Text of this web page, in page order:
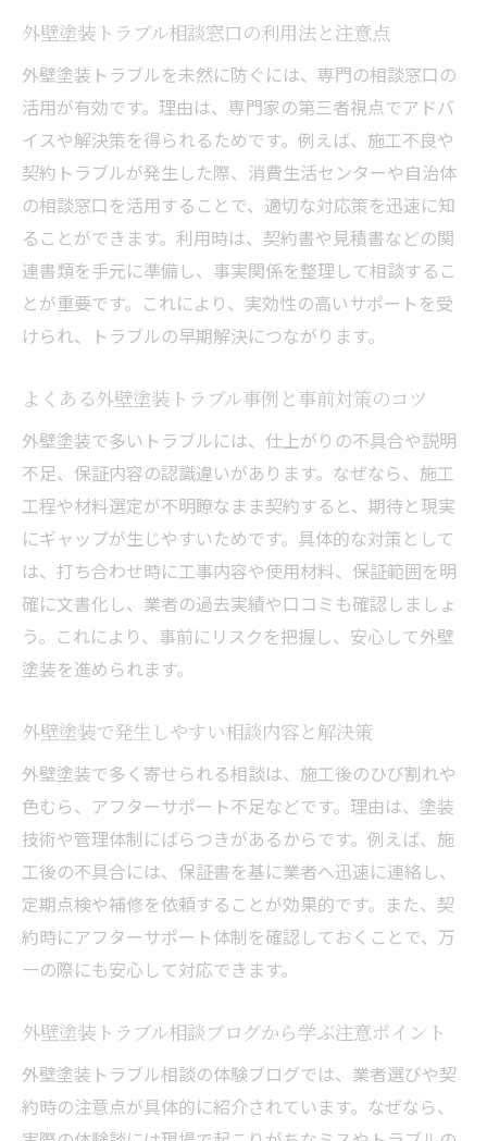
用法
外壁塗装相談窓口加盟店の選定ポイント解
説
専門家による外壁塗装トラブル相談の流れ
と利点
外壁塗装トラブル相談窓口を賢く活用する
方法
ット
外壁塗装消費者センターの相談手順と注意
点
信頼性重視の外壁塗装相談窓口の見極め方
悪質業者を見抜く外壁塗装のポイント解説
外壁塗装悪質業者リストを参考にした業者
選び
外壁塗装トラブル防止のための見積もり比
外壁塗装で注意すべき悪質業者の特徴と見
外壁塗装トラブル相談から学ぶ業者選定の
注意点
外壁塗装で信頼できる業者を見極める実践
知識
外壁塗装相談窓口を活用した業者チェック
方法
外壁塗装トラブル相談窓口で得られる安心
サポート
外壁塗装消費者センターを活用した相談の
外壁塗装トラブル相談窓口の利用法と注意点
外壁塗装トラブルを未然に防ぐには、専門の相談窓口の
活用が有効です。理由は、専門家の第三者視点でアドバ
イスや解決策を得られるためです。例えば、施工不良や
契約トラブルが発生した際、消費生活センターや自治体
の相談窓口を活用することで、適切な対応策を迅速に知
ることができます。利用時は、契約書や見積書などの関
連書類を手元に準備し、事実関係を整理して相談するこ
とが重要です。これにより、実効性の高いサポートを受
けられ、トラブルの早期解決につながります。
よくある外壁塗装トラブル事例と事前対策のコツ
外壁塗装で多いトラブルには、仕上がりの不具合や説明
不足、保証内容の認識違いがあります。なぜなら、施工
工程や材料選定が不明瞭なまま契約すると、期待と現実
にギャップが生じやすいためです。具体的な対策として
は、打ち合わせ時に工事内容や使用材料、保証範囲を明
確に文書化し、業者の過去実績や口コミも確認しましょ
う。これにより、事前にリスクを把握し、安心して外壁
塗装を進められます。
外壁塗装で発生しやすい相談内容と解決策
外壁塗装で多く寄せられる相談は、施工後のひび割れや
色むら、アフターサポート不足などです。理由は、塗装
技術や管理体制にばらつきがあるからです。例えば、施
工後の不具合には、保証書を基に業者へ迅速に連絡し、
定期点検や補修を依頼することが効果的です。また、契
約時にアフターサポート体制を確認しておくことで、万
一の際にも安心して対応できます。
外壁塗装トラブル相談ブログから学ぶ注意ポイント
外壁塗装トラブル相談の体験ブログでは、業者選びや契
約時の注意点が具体的に紹介されています。なぜなら、